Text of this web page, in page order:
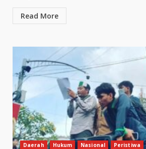
Read More
Daerah Hukum Nasional Peristiwa